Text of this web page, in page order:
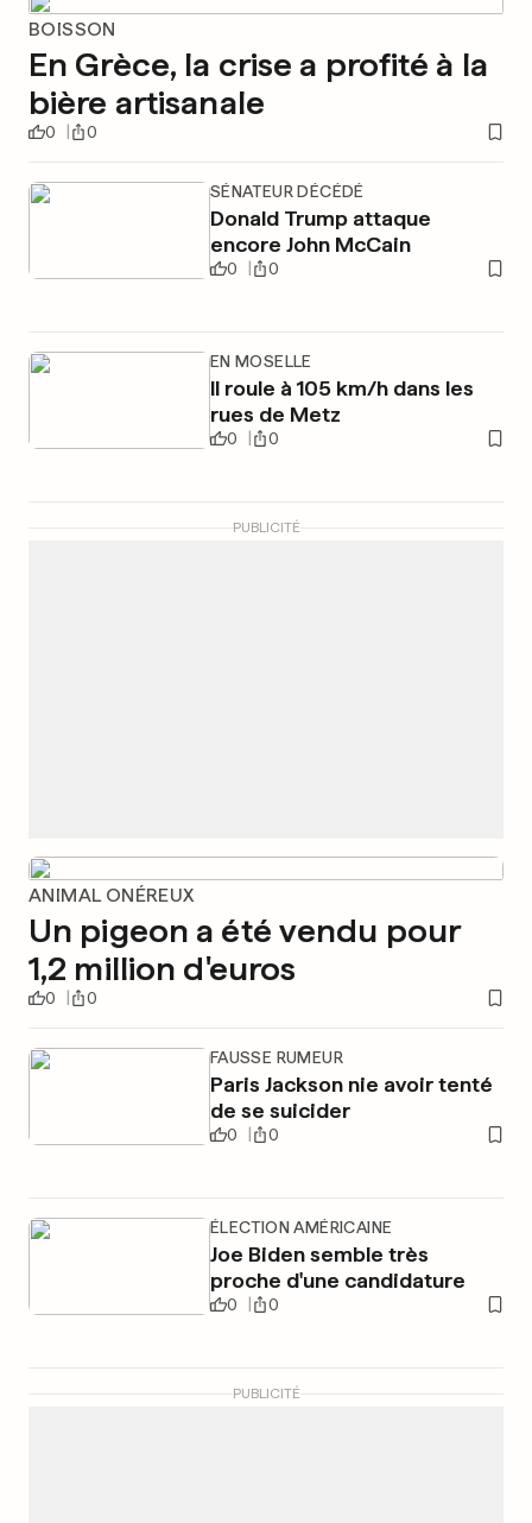
BOISSON
En Grèce, la crise a profité à la
bière artisanale
0 0
SÉNATEUR DÉCÉDÉ
Donald Trump attaque
encore John McCain
0 0
EN MOSELLE
Il roule à 105 km/h dans les
rues de Metz
0 0
PUBLICITÉ
ANIMAL ONÉREUX
Un pigeon a été vendu pour
1,2 million d'euros
0 0
FAUSSE RUMEUR
Paris Jackson nie avoir tenté
de se suicider
0 0
ÉLECTION AMÉRICAINE
Joe Biden semble très
proche d'une candidature
0 0
PUBLICITÉ